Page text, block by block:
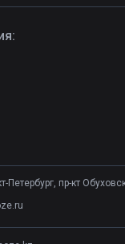
Петербург, пр-кт